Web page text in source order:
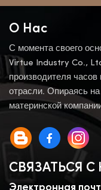
О Нас
С момента своего
Virtue Industry Co.,
производителя
отрасли. Опираясь
материнской
СВЯЗАТЬСЯ С
Электронная